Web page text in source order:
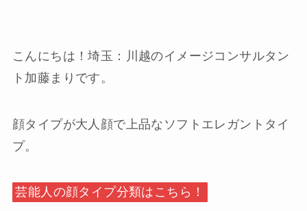
こんにちは！埼玉：川越のイメージコンサルタン
ト加藤まりです。
顔タイプが大人顔で上品なソフトエレガントタイ
プ。
芸能人の顔タイプ分類はこちら！